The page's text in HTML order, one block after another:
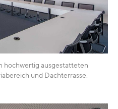
hochwertig ausgestatteten
und Dachterrasse.